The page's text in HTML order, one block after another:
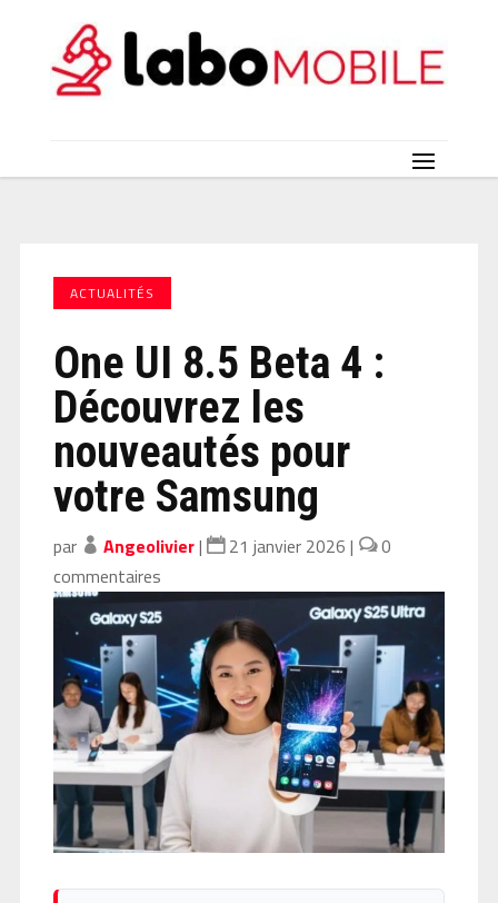
ACTUALITÉS
One UI 8.5 Beta 4 :
Découvrez les
nouveautés pour
votre Samsung
par Angeolivier| 21 janvier 2026 |
0
commentaires